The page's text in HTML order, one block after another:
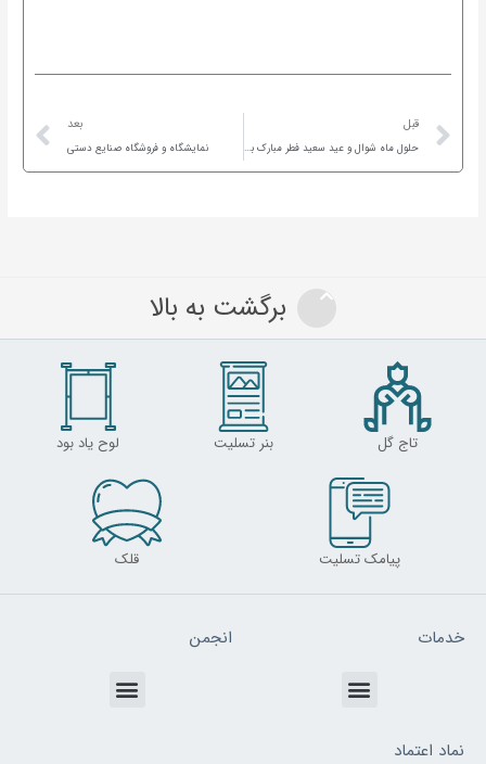
Prev
قبل
حلول ماه شوال و عید سعید فطر مبارک باد
بعد
نمایشگاه و فروشگاه صنایع دستی
برگشت به بالا
تاج گل بنر تسلیت لوح یاد بود
پیامک تسلیت قلک
خدمات
Menu
انجمن
Menu
نماد اعتماد